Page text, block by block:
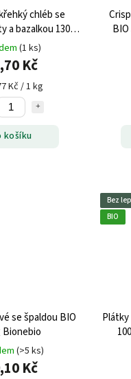
chléb se
a bazalkou 130g
(1 ks)
Kč
Kč / 1 kg
košíku
se špaldou BIO
Bionebio
(>5 ks)
Kč
Bez
BIO